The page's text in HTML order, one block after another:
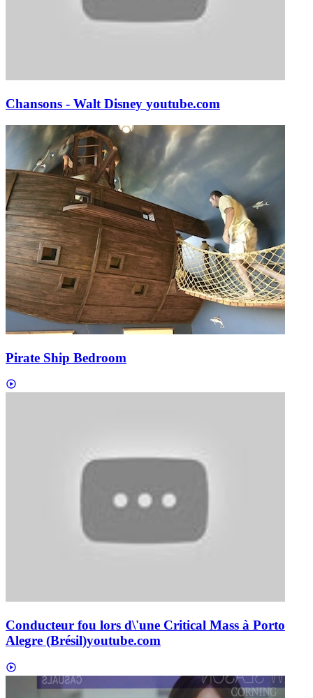
Chansons - Walt Disney youtube.com
Pirate Ship Bedroom
Conducteur fou lors d\'une Critical Mass à Porto
Alegre (Brésil)youtube.com